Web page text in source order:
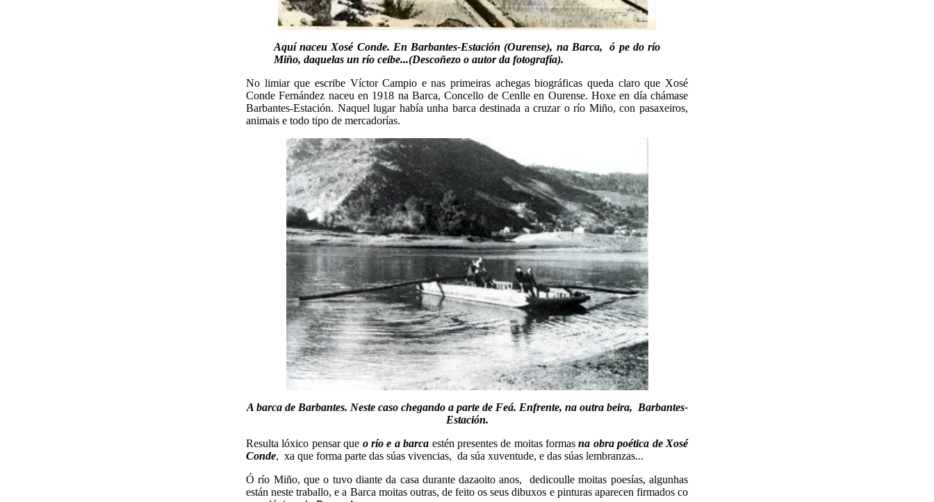
Aquí naceu Xosé Conde. En Barbantes-Estación (Ourense), na Barca, ó pe do río
Miño, daquelas un río ceibe...(Descoñezo o autor da fotografía).
No limiar que escribe Víctor Campio e nas primeiras achegas biográficas queda claro que Xosé
Conde Fernández naceu en 1918 na Barca, Concello de Cenlle en Ourense. Hoxe en día chámase
Barbantes-Estación. Naquel lugar había unha barca destinada a cruzar o río Miño, con pasaxeiros,
animais e todo tipo de mercadorías.
A barca de Barbantes. Neste caso chegando a parte de Feá. Enfrente, na outra beira, Barbantes-
Estación.
Resulta lóxico pensar que o río e a barca estén presentes de moitas formasna obra poética de Xosé
Conde, xa que forma parte das súas vivencias, da súa xuventude, e das súas lembranzas...
Ó río Miño, que o tuvo diante da casa durante dazaoito anos, dedicoulle moitas poesías, algunhas
están neste traballo, e a Barca moitas outras, de feito os seus dibuxos e pinturas aparecen firmados co